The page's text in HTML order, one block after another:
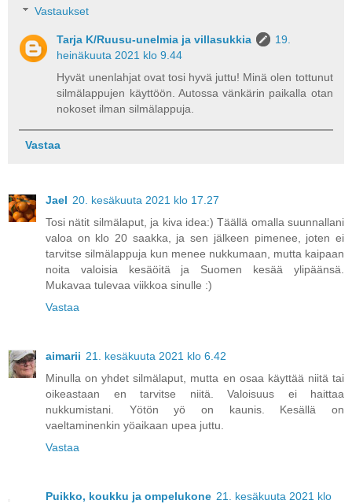
Vastaukset
Tarja K/Ruusu-unelmia ja villasukkia
19.
heinäkuuta 2021 klo 9.44
Hyvät unenlahjat ovat tosi hyvä juttu! Minä olen tottunut
silmälappujen käyttöön. Autossa vänkärin paikalla otan
nokoset ilman silmälappuja.
Vastaa
Jael 20. kesäkuuta 2021 klo 17.27
Tosi nätit silmälaput, ja kiva idea:) Täällä omalla suunnallani
valoa on klo 20 saakka, ja sen jälkeen pimenee, joten ei
tarvitse silmälappuja kun menee nukkumaan, mutta kaipaan
noita valoisia kesäöitä ja Suomen kesää ylipäänsä.
Mukavaa tulevaa viikkoa sinulle :)
Vastaa
aimarii 21. kesäkuuta 2021 klo 6.42
Minulla on yhdet silmälaput, mutta en osaa käyttää niitä tai
oikeastaan en tarvitse niitä. Valoisuus ei haittaa
nukkumistani. Yötön yö on kaunis. Kesällä on
vaeltaminenkin yöaikaan upea juttu.
Vastaa
Puikko, koukku ja ompelukone 21. kesäkuuta 2021 klo